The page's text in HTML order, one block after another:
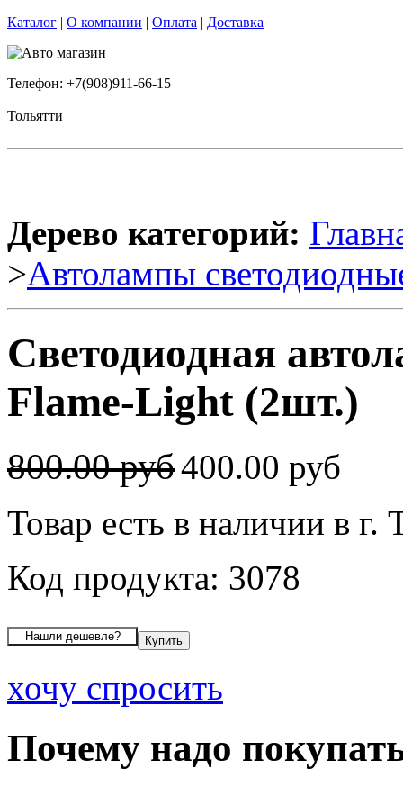
Каталог | О компании | Оплата | Доставка
Телефон: +7(908)911-66-15
Тольятти
Дерево категорий:
>Автолампы
Светодиодная
Flame-Light (2шт.)
800.00 руб400.00 руб
Товар есть в наличии в г.
Код продукта: 3078
хочу спросить
Почему надо